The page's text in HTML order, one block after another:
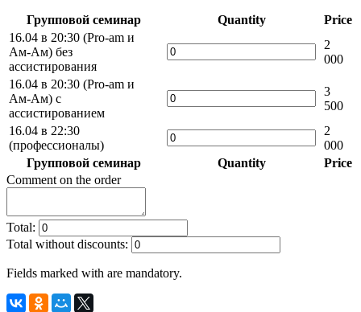
Групповой семинар Quantity
Price
16.04 в 20:30 (Pro-am и
Ам-Ам) без
ассистирования
2
000
16.04 в 20:30 (Pro-am и
Ам-Ам) с
ассистированием
3
500
16.04 в 22:30
(профессионалы)
2
000
Групповой семинар
Quantity
Price
Comment on the order
Total:
Total without discounts:
Fields marked with are mandatory.